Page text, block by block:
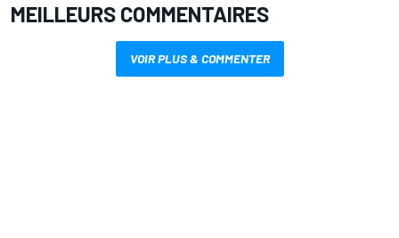
MEILLEURS COMMENTAIRES
VOIR PLUS & COMMENTER